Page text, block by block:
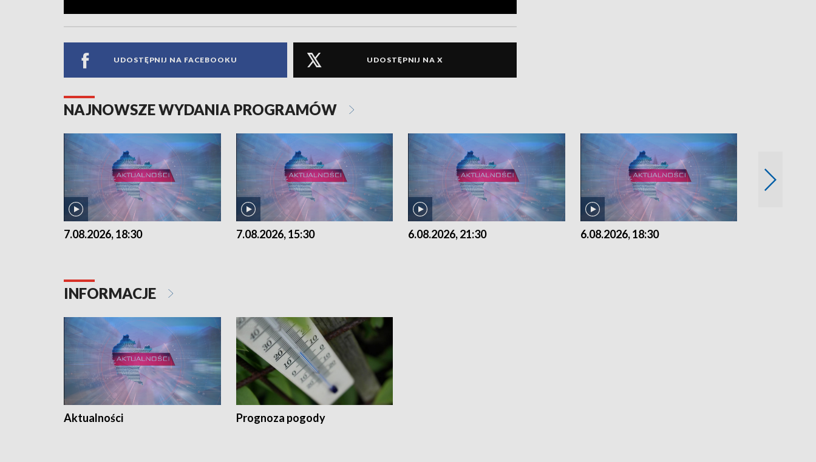
UDOSTĘPNIJ NA FACEBOOKU UDOSTĘPNIJ NA X
NAJNOWSZE WYDANIA PROGRAMÓW
7.08.2026, 18:30 7.08.2026, 15:30 6.08.2026, 21:30 6.08.2026, 18:30
INFORMACJE
Aktualności Prognoza pogody